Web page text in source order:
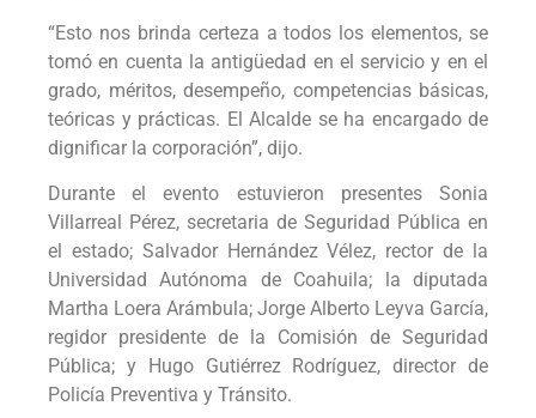
“Esto nos brinda certeza a todos los elementos, se
tomó en cuenta la antigüedad en el servicio y en el
grado, méritos, desempeño, competencias básicas,
teóricas y prácticas. El Alcalde se ha encargado de
dignificar la corporación”, dijo.
Durante el evento estuvieron presentes Sonia
Villarreal Pérez, secretaria de Seguridad Pública en
el estado; Salvador Hernández Vélez, rector de la
Universidad Autónoma de Coahuila; la diputada
Martha Loera Arámbula; Jorge Alberto Leyva García,
regidor presidente de la Comisión de Seguridad
Pública; y Hugo Gutiérrez Rodríguez, director de
Policía Preventiva y Tránsito.